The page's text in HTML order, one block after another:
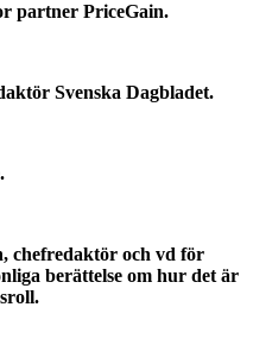
partner PriceGain.
Svenska Dagbladet.
chefredaktör och vd för
berättelse om hur det är